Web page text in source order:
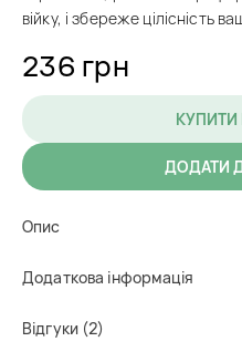
війку, і збереже цілісність
236 грн
КУПИТИ
ДОДАТИ
Опис
Додаткова інформація
Відгуки (2)